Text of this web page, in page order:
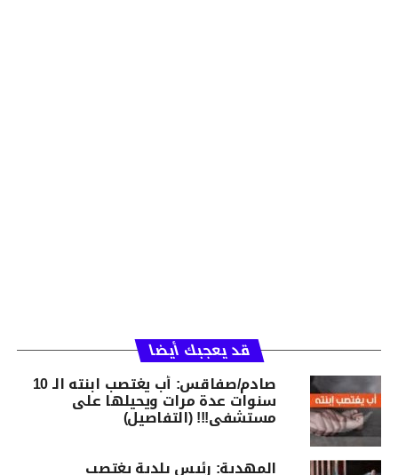
قد يعجبك أيضا
صادم/صفاقس: أب يغتصب ابنته الـ 10
سنوات عدة مرات ويحيلها على
مستشفى!!! (التفاصيل)
المهدية: رئيس بلدية يغتصب